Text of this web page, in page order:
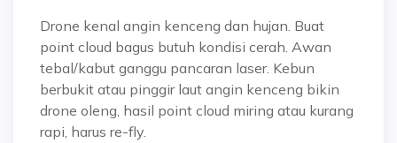
Drone kenal angin kenceng dan hujan. Buat
point cloud bagus butuh kondisi cerah. Awan
tebal/kabut ganggu pancaran laser. Kebun
berbukit atau pinggir laut angin kenceng bikin
drone oleng, hasil point cloud miring atau kurang
rapi, harus re-fly.